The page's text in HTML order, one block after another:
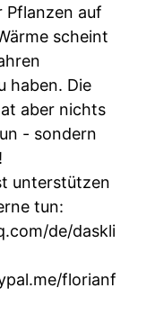
Pflanzen auf
scheint
haben. Die
aber nichts
- sondern
unterstützen
tun:
de/daskli
florianf